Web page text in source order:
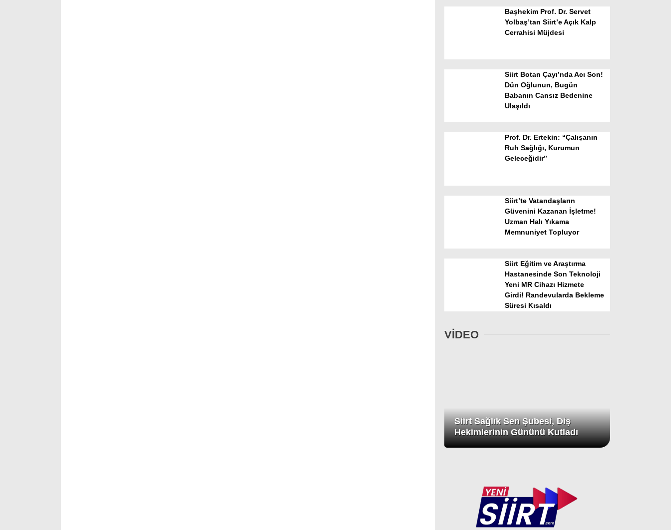
Facebook
Başhekim Prof. Dr. Servet
Yolbaş’tan Siirt’e Açık Kalp
Cerrahisi Müjdesi
Siirt Botan Çayı’nda Acı Son!
Dün Oğlunun, Bugün
Babanın Cansız Bedenine
Ulaşıldı
Prof. Dr. Ertekin: “Çalışanın
Ruh Sağlığı, Kurumun
Geleceğidir”
Siirt’te Vatandaşların
Güvenini Kazanan İşletme!
Uzman Halı Yıkama
Memnuniyet Topluyor
Siirt Eğitim ve Araştırma
Hastanesinde Son Teknoloji
Yeni MR Cihazı Hizmete
Girdi! Randevularda Bekleme
Süresi Kısaldı
VİDEO
Siirt Sağlık Sen Şubesi, Diş
Hekimlerinin Gününü Kutladı